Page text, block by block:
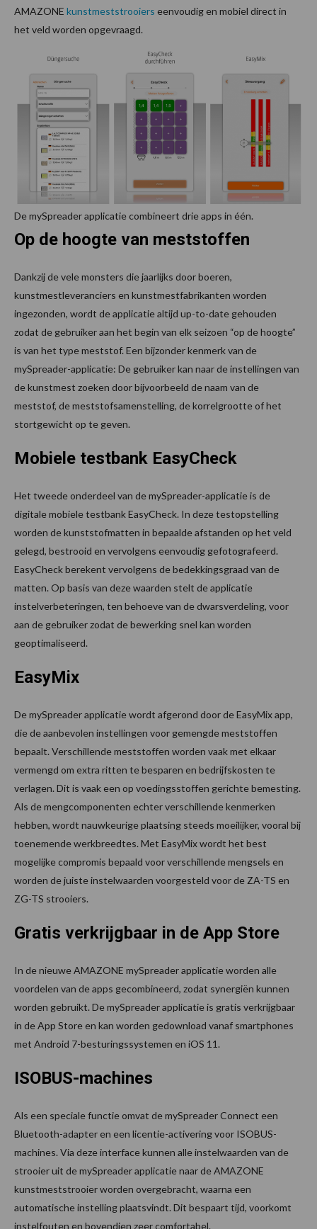
AMAZONE kunstmeststrooiers eenvoudig en mobiel direct in
het veld worden opgevraagd.
De mySpreader applicatie combineert drie apps in één.
Op de hoogte van meststoffen
Dankzij de vele monsters die jaarlijks door boeren,
kunstmestleveranciers en kunstmestfabrikanten worden
ingezonden, wordt de applicatie altijd up-to-date gehouden
zodat de gebruiker aan het begin van elk seizoen “op de hoogte”
is van het type meststof. Een bijzonder kenmerk van de
mySpreader-applicatie: De gebruiker kan naar de instellingen van
de kunstmest zoeken door bijvoorbeeld de naam van de
meststof, de meststofsamenstelling, de korrelgrootte of het
stortgewicht op te geven.
Mobiele testbank EasyCheck
Het tweede onderdeel van de mySpreader-applicatie is de
digitale mobiele testbank EasyCheck. In deze testopstelling
worden de kunststofmatten in bepaalde afstanden op het veld
gelegd, bestrooid en vervolgens eenvoudig gefotografeerd.
EasyCheck berekent vervolgens de bedekkingsgraad van de
matten. Op basis van deze waarden stelt de applicatie
instelverbeteringen, ten behoeve van de dwarsverdeling, voor
aan de gebruiker zodat de bewerking snel kan worden
geoptimaliseerd.
EasyMix
De mySpreader applicatie wordt afgerond door de EasyMix app,
die de aanbevolen instellingen voor gemengde meststoffen
bepaalt. Verschillende meststoffen worden vaak met elkaar
vermengd om extra ritten te besparen en bedrijfskosten te
verlagen. Dit is vaak een op voedingsstoffen gerichte bemesting.
Als de mengcomponenten echter verschillende kenmerken
hebben, wordt nauwkeurige plaatsing steeds moeilijker, vooral bij
toenemende werkbreedtes. Met EasyMix wordt het best
mogelijke compromis bepaald voor verschillende mengsels en
worden de juiste instelwaarden voorgesteld voor de ZA-TS en
ZG-TS strooiers.
Gratis verkrijgbaar in de App Store
In de nieuwe AMAZONE mySpreader applicatie worden alle
voordelen van de apps gecombineerd, zodat synergiën kunnen
worden gebruikt. De mySpreader applicatie is gratis verkrijgbaar
in de App Store en kan worden gedownload vanaf smartphones
met Android 7-besturingssystemen en iOS 11.
ISOBUS-machines
Als een speciale functie omvat de mySpreader Connect een
Bluetooth-adapter en een licentie-activering voor ISOBUS-
machines. Via deze interface kunnen alle instelwaarden van de
strooier uit de mySpreader applicatie naar de AMAZONE
kunstmeststrooier worden overgebracht, waarna een
automatische instelling plaatsvindt. Dit bespaart tijd, voorkomt
instelfouten en bovendien zeer comfortabel.